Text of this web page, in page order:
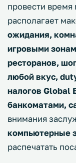
провести
располагает
ожидания,
игровыми
ресторанов,
любой вкус,
налогов Global
банкоматами,
внимания
компьютерные
распечатать